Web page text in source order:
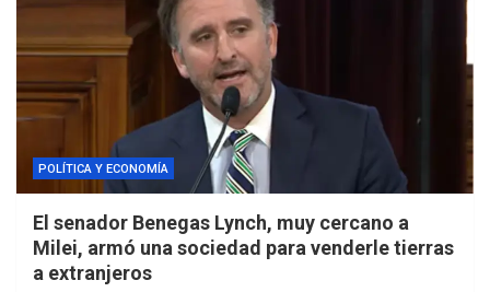
POLÍTICA Y ECONOMÍA
El senador Benegas Lynch, muy cercano a
Milei, armó una sociedad para venderle tierras
a extranjeros